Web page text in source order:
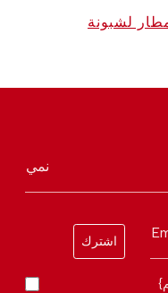
لشبونة
نمي
اشترك